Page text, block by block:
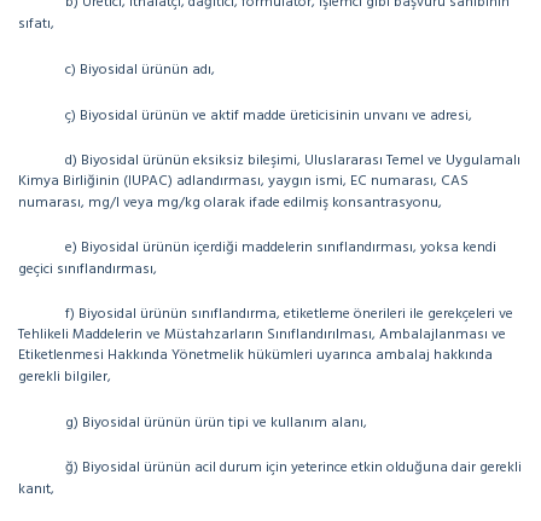
sıfatı,
c) Biyosidal ürünün adı,
ç) Biyosidal ürünün ve aktif madde üreticisinin unvanı ve adresi,
d) Biyosidal ürünün eksiksiz bileşimi, Uluslararası Temel ve Uygulamalı
Kimya Birliğinin (IUPAC) adlandırması, yaygın ismi, EC numarası, CAS
numarası, mg/l veya mg/kg olarak ifade edilmiş konsantrasyonu,
e) Biyosidal ürünün içerdiği maddelerin sınıflandırması, yoksa kendi
geçici sınıflandırması,
f) Biyosidal ürünün sınıflandırma, etiketleme önerileri ile gerekçeleri ve
Tehlikeli Maddelerin ve Müstahzarların Sınıflandırılması, Ambalajlanması ve
Etiketlenmesi Hakkında Yönetmelik hükümleri uyarınca ambalaj hakkında
gerekli bilgiler,
g) Biyosidal ürünün ürün tipi ve kullanım alanı,
ğ) Biyosidal ürünün acil durum için yeterince etkin olduğuna dair gerekli
kanıt,